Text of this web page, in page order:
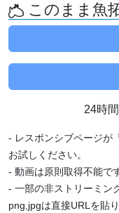
このまま魚
24時
- レスポンシブページが
お試しください。
- 動画は原則取得不能で
- 一部の非ストリーミン
png,jpgは直接URLを貼